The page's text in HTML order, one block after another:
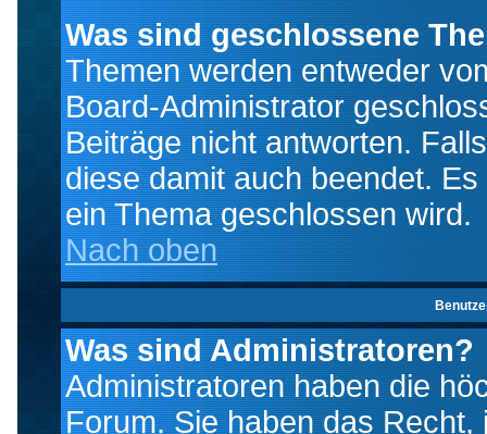
Was sind geschlossene
Themen werden entweder
Board-Administrator
Beiträge nicht antworten.
diese damit auch beendet.
ein Thema geschlossen wird.
Nach oben
Was sind Administratoren?
Administratoren haben die
Forum. Sie haben das